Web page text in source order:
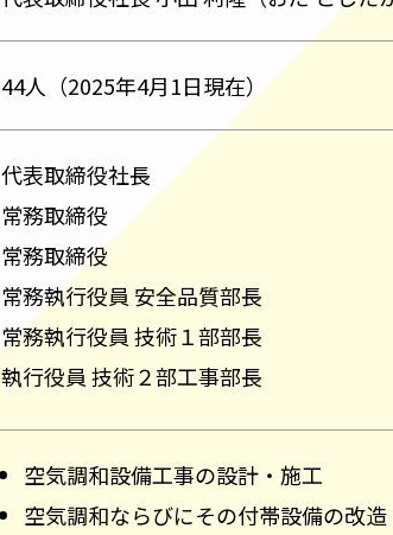
44人（2025年4月1日現在）
代表取締役社長
常務取締役
常務取締役
常務執行役員 安全品質部長
常務執行役員 技術１部部長
執行役員 技術２部工事部長
空気調和設備工事の設計・施工
空気調和ならびにその付帯設備の改